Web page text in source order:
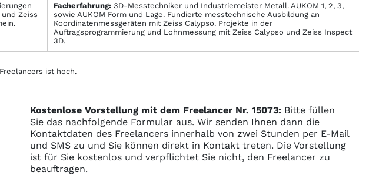
Zeiss
Facher­fahrung: 3D-Messtechniker und Industriemeister Metall. AUKOM 1, 2, 3,
sowie AUKOM Form und Lage. Fundierte messtechnische Ausbildung an
Koordinatenmessgeräten mit Zeiss Calypso. Projekte in der
Auftragsprogrammierung und Lohnmessung mit Zeiss Calypso und Zeiss Inspect
3D.
ist hoch.
Kostenlose Vorstellung mit dem Freelancer Nr. 15073: Bitte füllen
Sie das nachfolgende Formular aus. Wir senden Ihnen dann die
Kontaktdaten des Freelancers innerhalb von zwei Stunden per E-Mail
und SMS zu und Sie können direkt in Kontakt treten. Die Vorstellung
ist für Sie kostenlos und verpflichtet Sie nicht, den Freelancer zu
beauftragen.